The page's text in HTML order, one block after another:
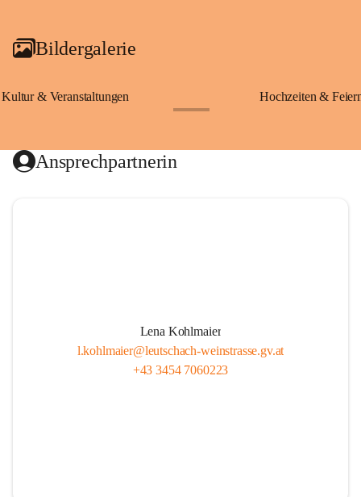
Bildergalerie
Kultur & Veranstaltungen Hochzeiten &
Ansprechpartnerin
Lena Kohlmaier
l.kohlmaier@leutschach-weinstrasse.gv.at
+43 3454 7060223